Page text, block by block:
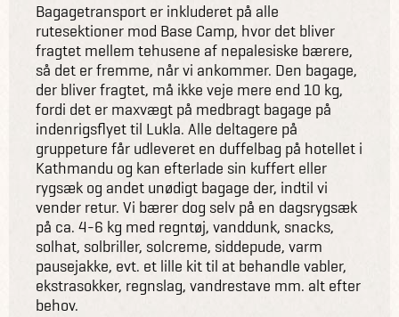
Bagagetransport er inkluderet på alle
rutesektioner mod Base Camp, hvor det bliver
fragtet mellem tehusene af nepalesiske bærere,
så det er fremme, når vi ankommer. Den bagage,
der bliver fragtet, må ikke veje mere end 10 kg,
fordi det er maxvægt på medbragt bagage på
indenrigsflyet til Lukla. Alle deltagere på
gruppeture får udleveret en duffelbag på hotellet i
Kathmandu og kan efterlade sin kuffert eller
rygsæk og andet unødigt bagage der, indtil vi
vender retur. Vi bærer dog selv på en dagsrygsæk
på ca. 4-6 kg med regntøj, vanddunk, snacks,
solhat, solbriller, solcreme, siddepude, varm
pausejakke, evt. et lille kit til at behandle vabler,
ekstrasokker, regnslag, vandrestave mm. alt efter
behov.